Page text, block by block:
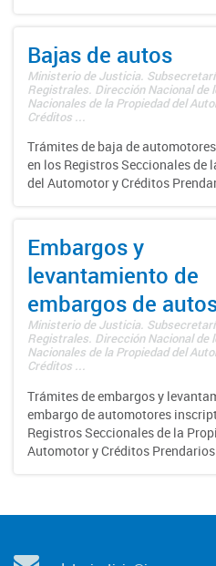
Bajas de autos
Ministerio de Justicia.
Registrales. Dirección Nacional de
Nacionales de la Propiedad del
Créditos ...
Trámites de baja de
en los Registros Seccionales de
del Automotor y Créditos
Embargos y
levantamiento de
embargos de
Ministerio de Justicia.
Registrales. Dirección Nacional de
Nacionales de la Propiedad del
Créditos ...
Trámites de embargos y
embargo de automotores
Registros Seccionales de la
Automotor y Créditos